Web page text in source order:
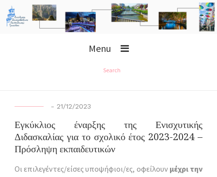
Menu
Search
- 21/12/2023
Εγκύκλιος έναρξης της Ενισχυτικής
Διδασκαλίας για το σχολικό έτος 2023-2024 –
Πρόσληψη εκπαιδευτικών
Οι επιλεγέντες/είσες υποψήφιοι/ες, οφείλουν μέχρι την